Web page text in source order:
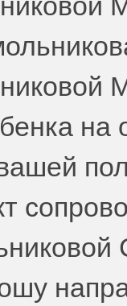
на